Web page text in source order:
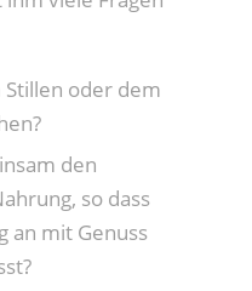
Stillen oder dem
den
so dass
an mit Genuss